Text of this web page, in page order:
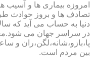
امروزه بیماری ها و آسیب
تصادف ها و بروز حوادث
دنیا به حساب می آید که
در سراسر جهان می
پا،بازو،شانه،لگن،ران و
بین مردم است.